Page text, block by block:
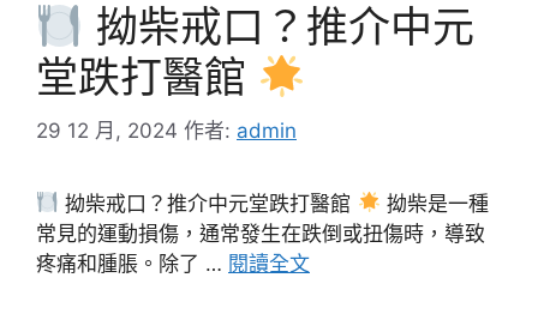
拗柴戒口？推介中元
堂跌打醫館
29 12 月, 2024 作者: admin
拗柴戒口？推介中元堂跌打醫館
拗柴是一種
常見的運動損傷，通常發生在跌倒或扭傷時，導致
疼痛和腫脹。除了 … 閱讀全文